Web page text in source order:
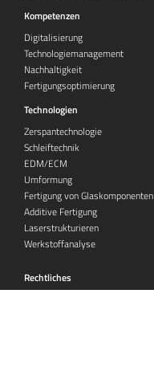
Kompetenzen
Digitalisierung
Technologiemanagement
Nachhaltigkeit
Fertigungsoptimierung
Technologien
Zerspantechnologie
Schleiftechnik
EDM/ECM
Umformung
Fertigung von Glaskomponenten
Additive Fertigung
Laserstrukturieren
Werkstoffanalyse
Rechtliches